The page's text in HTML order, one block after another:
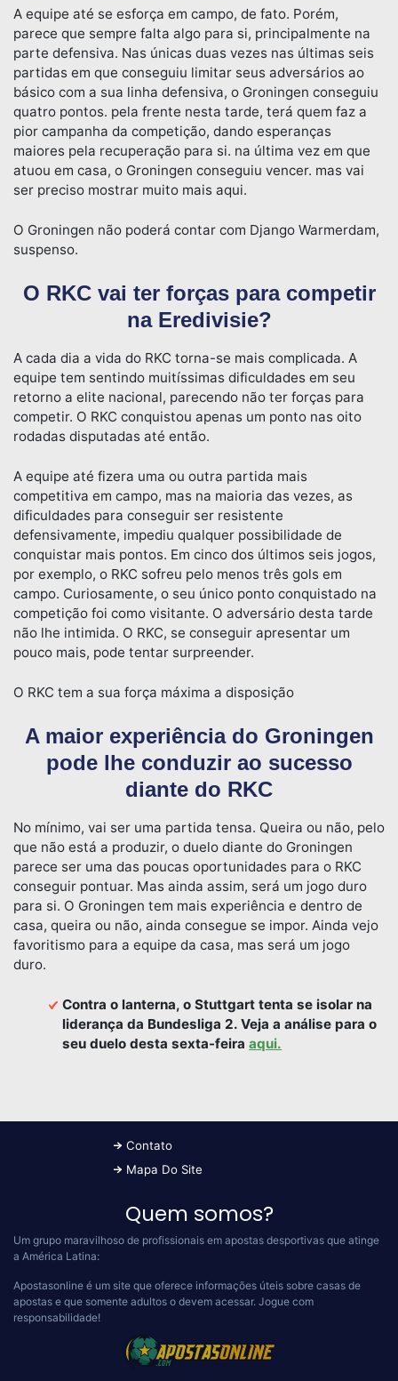
A equipe até se esforça em campo, de fato. Porém,
parece que sempre falta algo para si, principalmente na
parte defensiva. Nas únicas duas vezes nas últimas seis
partidas em que conseguiu limitar seus adversários ao
básico com a sua linha defensiva, o Groningen conseguiu
quatro pontos. pela frente nesta tarde, terá quem faz a
pior campanha da competição, dando esperanças
maiores pela recuperação para si. na última vez em que
atuou em casa, o Groningen conseguiu vencer. mas vai
ser preciso mostrar muito mais aqui.
O Groningen não poderá contar com Django Warmerdam,
suspenso.
O RKC vai ter forças para competir
na Eredivisie?
A cada dia a vida do RKC torna-se mais complicada. A
equipe tem sentindo muitíssimas dificuldades em seu
retorno a elite nacional, parecendo não ter forças para
competir. O RKC conquistou apenas um ponto nas oito
rodadas disputadas até então.
A equipe até fizera uma ou outra partida mais
competitiva em campo, mas na maioria das vezes, as
dificuldades para conseguir ser resistente
defensivamente, impediu qualquer possibilidade de
conquistar mais pontos. Em cinco dos últimos seis jogos,
por exemplo, o RKC sofreu pelo menos três gols em
campo. Curiosamente, o seu único ponto conquistado na
competição foi como visitante. O adversário desta tarde
não lhe intimida. O RKC, se conseguir apresentar um
pouco mais, pode tentar surpreender.
O RKC tem a sua força máxima a disposição
A maior experiência do Groningen
pode lhe conduzir ao sucesso
diante do RKC
No mínimo, vai ser uma partida tensa. Queira ou não, pelo
que não está a produzir, o duelo diante do Groningen
parece ser uma das poucas oportunidades para o RKC
conseguir pontuar. Mas ainda assim, será um jogo duro
para si. O Groningen tem mais experiência e dentro de
casa, queira ou não, ainda consegue se impor. Ainda vejo
favoritismo para a equipe da casa, mas será um jogo
duro.
Contra o lanterna, o Stuttgart tenta se isolar na
liderança da Bundesliga 2. Veja a análise para o
seu duelo desta sexta-feiraaqui.
Contato
Mapa Do Site
Quem somos?
Um grupo maravilhoso de profissionais em apostas desportivas que atinge
a América Latina:
Apostasonline é um site que oferece informações úteis sobre casas de
apostas e que somente adultos o devem acessar. Jogue com
responsabilidade!